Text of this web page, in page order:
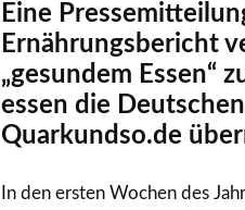
Eine
Ernährungsbericht
„gesundem Essen“
essen die
Quarkundso.de
In den ersten Wochen des